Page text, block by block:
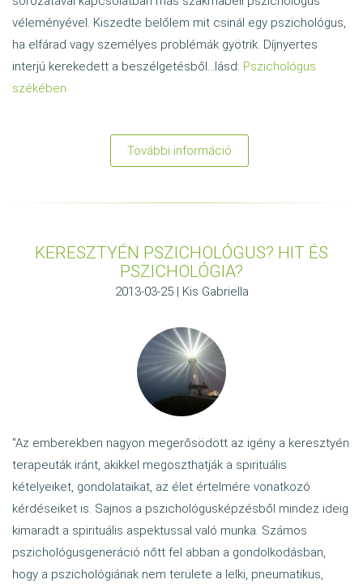
véleményével. Kiszedte belőlem mit csinál egy pszichológus,
ha elfárad vagy személyes problémák gyötrik. Díjnyertes
interjú kerekedett a beszélgetésből...lásd: Pszichológus
székében
További információ
KERESZTYÉN PSZICHOLÓGUS? HIT ÉS
PSZICHOLÓGIA?
2013-03-25 | Kis Gabriella
"Az emberekben nagyon megerősödött az igény a keresztyén
terapeuták iránt, akikkel megoszthatják a spirituális
kételyeiket, gondolataikat, az élet értelmére vonatkozó
kérdéseiket is. Sajnos a pszichológusképzésből mindez ideig
kimaradt a spirituális aspektussal való munka. Számos
pszichológusgeneráció nőtt fel abban a gondolkodásban,
hogy a pszichológiának nem területe a lelki, pneumatikus,